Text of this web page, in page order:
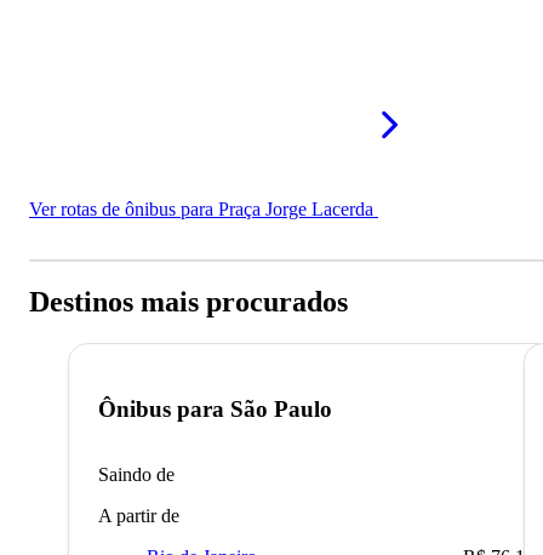
Ver rotas de ônibus para Praça Jorge Lacerda
Destinos mais procurados
Ônibus para São Paulo
Saindo de
A partir de